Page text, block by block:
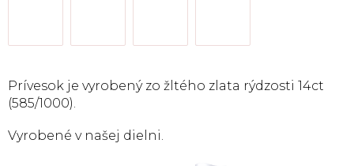
Prívesok je vyrobený zo žltého zlata rýdzosti 14ct
(585/1000).
Vyrobené v našej dielni.